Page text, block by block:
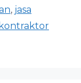
, jasa
kontraktor